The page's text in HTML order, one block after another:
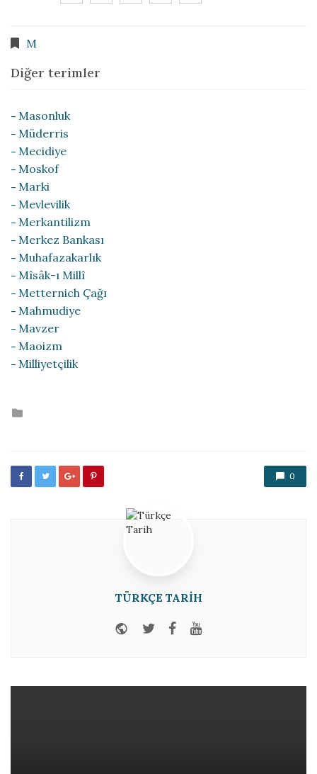
M
Diğer terimler
Masonluk
Müderris
Mecidiye
Moskof
Marki
Mevlevilik
Merkantilizm
Merkez Bankası
Muhafazakarlık
Mîsâk-ı Millî
Metternich Çağı
Mahmudiye
Mavzer
Maoizm
Milliyetçilik
0
TÜRKÇE TARIH
Website
TwitterFacebook